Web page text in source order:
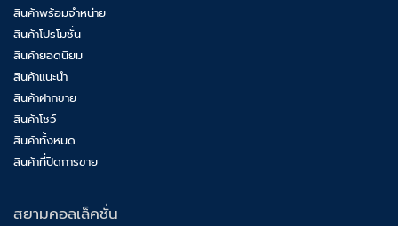
สินค้าพร้อมจำหน่าย
สินค้าโปรโมชั่น
สินค้ายอดนิยม
สินค้าแนะนำ
สินค้าฝากขาย
สินค้าโชว์
สินค้าทั้งหมด
สินค้าที่ปิดการขาย
สยามคอลเล็คชั่น